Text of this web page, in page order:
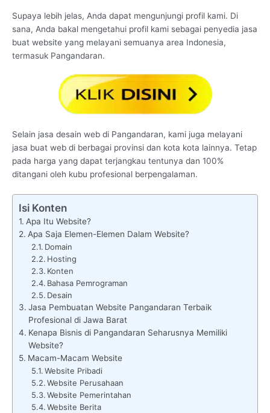
Supaya lebih jelas, Anda dapat mengunjungi profil kami. Di
sana, Anda bakal mengetahui profil kami sebagai penyedia jasa
buat website yang melayani semuanya area Indonesia,
termasuk Pangandaran.
Selain jasa desain web di Pangandaran, kami juga melayani
jasa buat web di berbagai provinsi dan kota kota lainnya. Tetap
pada harga yang dapat terjangkau tentunya dan 100%
ditangani oleh kubu profesional berpengalaman.
Isi Konten
Apa Itu Website?
Apa Saja Elemen-Elemen Dalam Website?
Domain
Hosting
Konten
Bahasa Pemrograman
Desain
Jasa Pembuatan Website Pangandaran Terbaik
Profesional di Jawa Barat
Kenapa Bisnis di Pangandaran Seharusnya Memiliki
Website?
Macam-Macam Website
Website Pribadi
Website Perusahaan
Website Pemerintahan
Website Berita